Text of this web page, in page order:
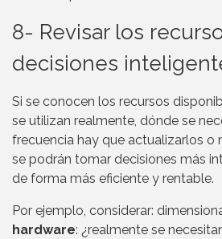
8- Revisar los
decisiones
Si se conocen los recursos
se utilizan realmente, dónde se
frecuencia hay que actualizarlos o
se podrán tomar decisiones más
de forma más eficiente y rentable.
Por ejemplo, considerar:
hardware: ¿realmente se